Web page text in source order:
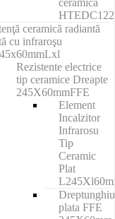
ceramica
ceramică radiantă
cu infraroşu
Rezistente electrice
tip ceramice Dreapte
245X60mmFFE
Element
Incalzitor
Infrarosu
Tip
Ceramic
Plat
plata FFE